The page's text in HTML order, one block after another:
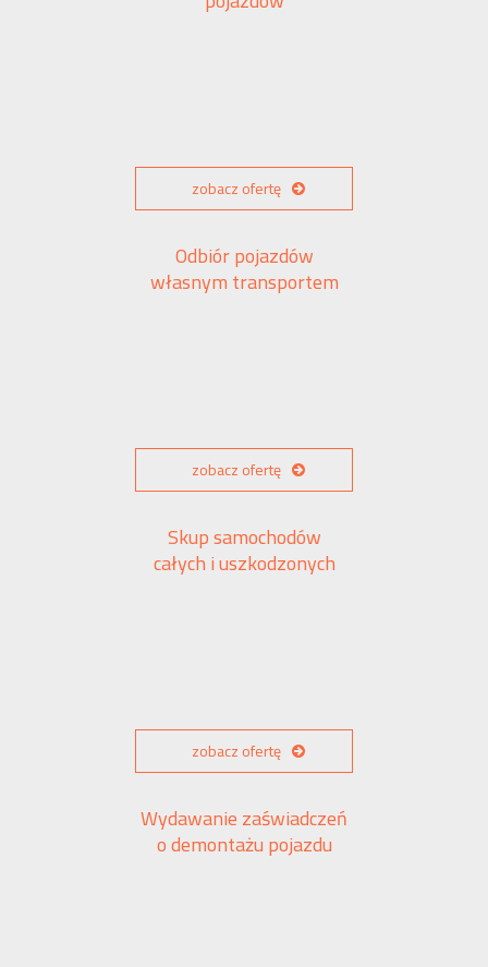
zobacz ofertę
Odbiór pojazdów
własnym transportem
zobacz ofertę
Skup samochodów
całych i uszkodzonych
zobacz ofertę
Wydawanie zaświadczeń
o demontażu pojazdu